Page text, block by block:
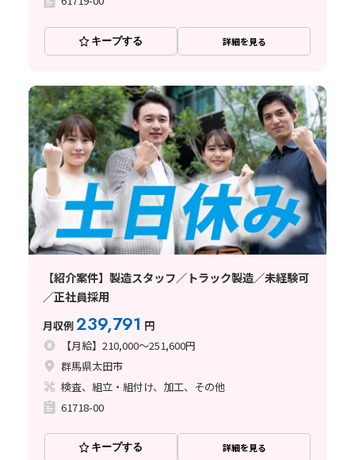
キープする 詳細を見る
【紹介案件】製造スタッフ／トラック製造／未経験可
／正社員採用
月収例239,791 円
【月給】210,000～251,600円
群馬県太田市
検査、組立・組付け、加工、その他
61718-00
キープする 詳細を見る